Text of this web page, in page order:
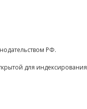
РФ.
для